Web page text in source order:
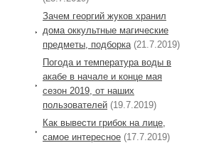
Зачем георгий жуков хранил
дома оккультные магические
предметы, подборка (21.7.2019)
Погода и температура воды в
акабе в начале и конце мая
сезон 2019, от наших
пользователей (19.7.2019)
Как вывести грибок на лице,
самое интересное (17.7.2019)